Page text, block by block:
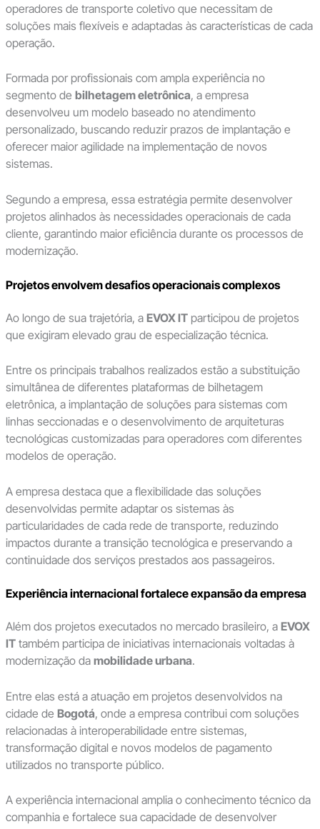
operadores de transporte coletivo que necessitam de
soluções mais flexíveis e adaptadas às características de cada
operação.
Formada por profissionais com ampla experiência no
segmento de bilhetagem eletrônica, a empresa
desenvolveu um modelo baseado no atendimento
personalizado, buscando reduzir prazos de implantação e
oferecer maior agilidade na implementação de novos
sistemas.
Segundo a empresa, essa estratégia permite desenvolver
projetos alinhados às necessidades operacionais de cada
cliente, garantindo maior eficiência durante os processos de
modernização.
Projetos envolvem desafios operacionais complexos
Ao longo de sua trajetória, a EVOX ITparticipou de projetos
que exigiram elevado grau de especialização técnica.
Entre os principais trabalhos realizados estão a substituição
simultânea de diferentes plataformas de bilhetagem
eletrônica, a implantação de soluções para sistemas com
linhas seccionadas e o desenvolvimento de arquiteturas
tecnológicas customizadas para operadores com diferentes
modelos de operação.
A empresa destaca que a flexibilidade das soluções
desenvolvidas permite adaptar os sistemas às
particularidades de cada rede de transporte, reduzindo
impactos durante a transição tecnológica e preservando a
continuidade dos serviços prestados aos passageiros.
Experiência internacional fortalece expansão da empresa
Além dos projetos executados no mercado brasileiro, a EVOX
ITtambém participa de iniciativas internacionais voltadas à
modernização da mobilidade urbana.
Entre elas está a atuação em projetos desenvolvidos na
cidade de Bogotá, onde a empresa contribui com soluções
relacionadas à interoperabilidade entre sistemas,
transformação digital e novos modelos de pagamento
utilizados no transporte público.
A experiência internacional amplia o conhecimento técnico da
companhia e fortalece sua capacidade de desenvolver